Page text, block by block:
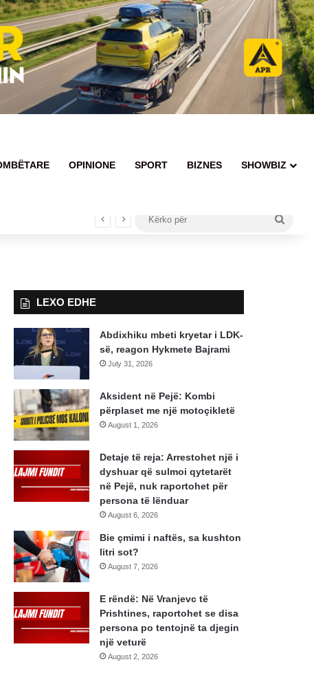
OPINIONE SPORT BIZNES SHOWBIZ
LEXO EDHE
Abdixhiku mbeti kryetar i LDK-
së, reagon Hykmete Bajrami
July 31, 2026
Aksident në Pejë: Kombi
përplaset me një motoçikletë
August 1, 2026
Detaje të reja: Arrestohet një i
dyshuar që sulmoi qytetarët
në Pejë, nuk raportohet për
persona të lënduar
August 6, 2026
Bie çmimi i naftës, sa kushton
litri sot?
August 7, 2026
E rëndë: Në Vranjevc të
Prishtines, raportohet se disa
persona po tentojnë ta djegin
një veturë
August 2, 2026